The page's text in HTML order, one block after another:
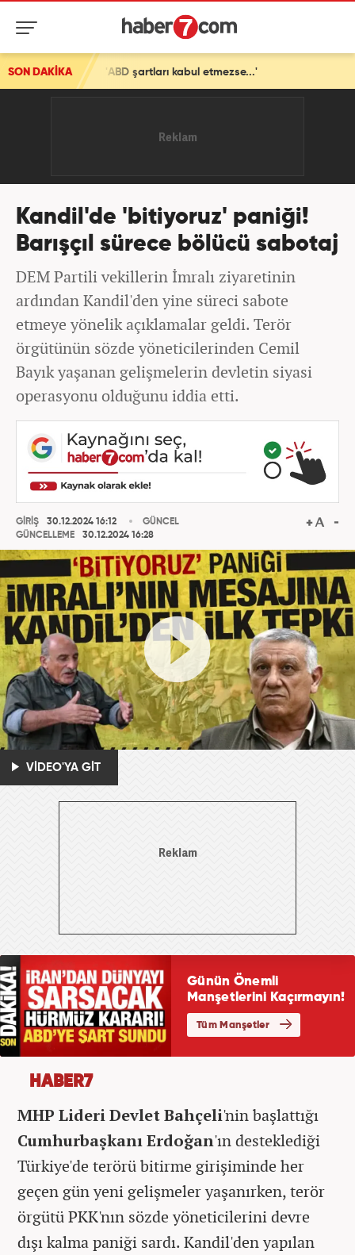
SON DAKİKA
şartları kabul etmezse...'
Kandil'de 'bitiyoruz' paniği!
Barışçıl sürece bölücü sabotaj
DEM Partili vekillerin İmralı ziyaretinin
ardından Kandil'den yine süreci sabote
etmeye yönelik açıklamalar geldi. Terör
örgütünün sözde yöneticilerinden Cemil
Bayık yaşanan gelişmelerin devletin siyasi
operasyonu olduğunu iddia etti.
GİRİŞ
30.12.2024 16:12
GÜNCELLEME
30.12.2024 16:28
GÜNCEL
VİDEO'YA GİT
HABER7
MHP Lideri Devlet Bahçeli'nin başlattığı
Cumhurbaşkanı Erdoğan'ın desteklediği
Türkiye'de terörü bitirme girişiminde her
geçen gün yeni gelişmeler yaşanırken, terör
örgütü PKK'nın sözde yöneticilerini devre
dışı kalma paniği sardı. Kandil'den yapılan